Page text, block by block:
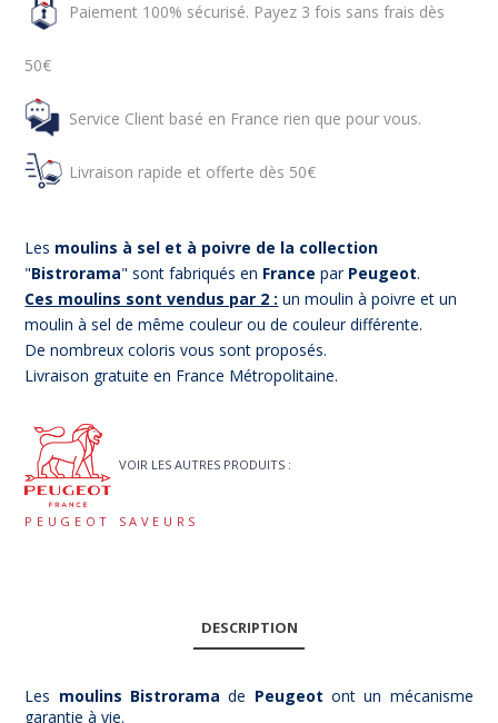
Paiement 100% sécurisé. Payez 3 fois sans frais dès
50€
Service Client basé en France rien que pour vous.
Livraison rapide et offerte dès 50€
Les moulins à sel et à poivre de la collection
"Bistrorama" sont fabriqués en France par Peugeot.
Ces moulins sont vendus par 2 : un moulin à poivre et un
moulin à sel de même couleur ou de couleur différente.
De nombreux coloris vous sont proposés.
Livraison gratuite en France Métropolitaine.
VOIR LES AUTRES PRODUITS :
PEUGEOT SAVEURS
DESCRIPTION
Les moulins Bistrorama de Peugeot ont un mécanisme
garantie à vie.